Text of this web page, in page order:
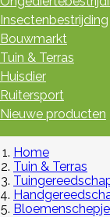
Insectenbestrijding
Bouwmarkt
Tuin & Terras
Huisdier
Ruitersport
Nieuwe producten
Home
Tuin & Terras